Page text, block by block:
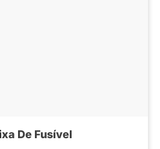
De Fusível